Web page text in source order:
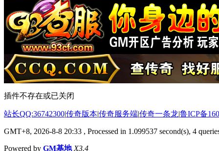
插件不存在或已关闭
站长QQ:36742300|传奇版本|传奇服务端|传奇一条龙|鲁ICP备
GMT+8, 2026-8-8 20:33 , Processed in 1.099537 second(s), 4
Powered by GM基地 X3.4